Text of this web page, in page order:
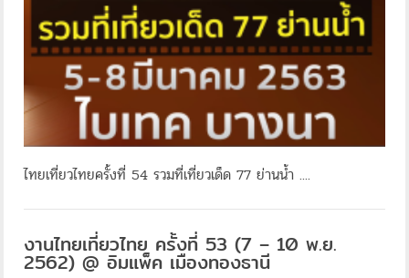
ไทยเที่ยวไทยครั้งที่ 54 รวมที่เที่ยวเด็ด 77 ย่านน้ำ ....
งานไทยเที่ยวไทย ครั้งที่ 53 (7 – 10 พ.ย.
2562) @ อิมแพ็ค เมืองทองธานี